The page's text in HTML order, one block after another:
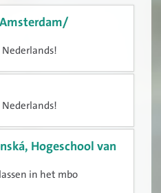
Hogeschool van
in het mbo